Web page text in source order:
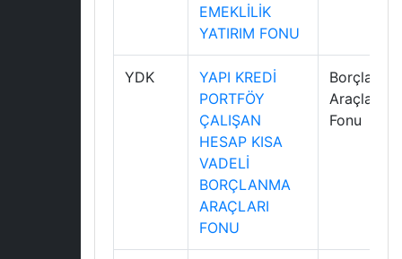
EMEKLİLİK
YATIRIM FONU
YDK
YAPI KREDİ
PORTFÖY
ÇALIŞAN
HESAP KISA
VADELİ
BORÇLANMA
ARAÇLARI
FONU
Borçlanma
Araçları
Fonu